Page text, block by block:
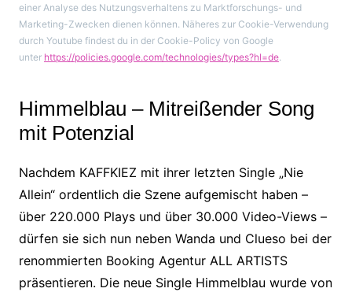
einer Analyse des Nutzungsverhaltens zu Marktforschungs- und
Marketing-Zwecken dienen können. Näheres zur Cookie-Verwendung
durch Youtube findest du in der Cookie-Policy von Google
unter https://policies.google.com/technologies/types?hl=de.
Himmelblau – Mitreißender Song
mit Potenzial
Nachdem KAFFKIEZ mit ihrer letzten Single „Nie
Allein“ ordentlich die Szene aufgemischt haben –
über 220.000 Plays und über 30.000 Video-Views –
dürfen sie sich nun neben Wanda und Clueso bei der
renommierten Booking Agentur ALL ARTISTS
präsentieren. Die neue Single Himmelblau wurde von